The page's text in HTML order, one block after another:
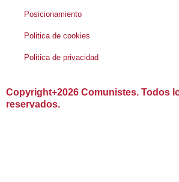
Posicionamiento
Politica de cookies
Politica de privacidad
Copyright+2026 Comunistes. Todos
reservados.